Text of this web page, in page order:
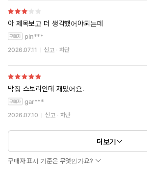
아 제목보고 더 생각했어야되는데
pin***
2026.07.11 신고 차단
막장 스토리인데 재밌어요.
gar***
2026.07.10 신고 차단
더보기
구매자 표시 기준은 무엇인가요?